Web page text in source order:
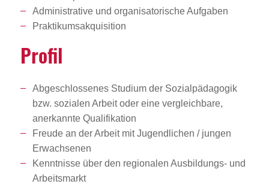
Administrative und organisatorische Aufgaben
Praktikumsakquisition
Profil
Abgeschlossenes Studium der Sozialpädagogik
bzw. sozialen Arbeit oder eine vergleichbare,
anerkannte Qualifikation
Freude an der Arbeit mit Jugendlichen / jungen
Erwachsenen
Kenntnisse über den regionalen Ausbildungs- und
Arbeitsmarkt